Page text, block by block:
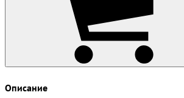
Описание